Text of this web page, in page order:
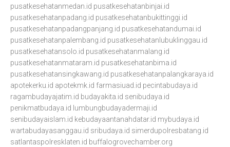
pusatkesehatanmedan.id pusatkesehatanbinjai.id
pusatkesehatanpadang.id pusatkesehatanbukittinggi.id
pusatkesehatanpadangpanjang.id pusatkesehatandumai.id
pusatkesehatanpalembang.id pusatkesehatanlubuklinggau.id
pusatkesehatansolo.id pusatkesehatanmalang.id
pusatkesehatanmataram.id pusatkesehatanbima.id
pusatkesehatansingkawang.id pusatkesehatanpalangkaraya.id
apotekerku.id apotekmk.id farmasiuad.id pecintabudaya.id
ragambudayajatim.id budayakita.id senibudaya.id
penikmatbudaya.id lumbungbudayadermaji.id
senibudayaislam.id kebudayaantanahdatar.id mybudaya.id
wartabudayasanggau.id sribudaya.id simerdupolresbatang.id
satlantaspolresklaten.id buffalogrovechamber.org